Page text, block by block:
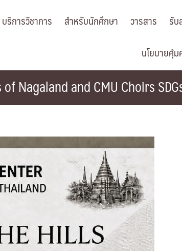
บริการวิชาการ สำหรับนักศึกษา วารสาร รั
นโยบายคุ้
Nagaland and CMU Choirs